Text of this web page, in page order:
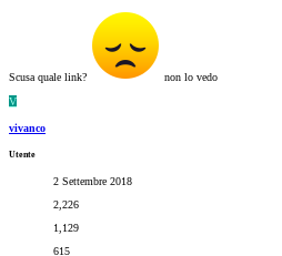
Scusa quale link?
non lo vedo
V
vivanco
Utente
2 Settembre 2018
2,226
1,129
615